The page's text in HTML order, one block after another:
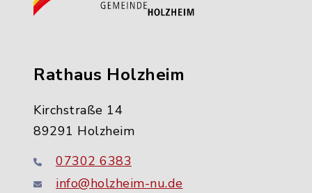
Rathaus Holzheim
Kirchstraße 14
89291 Holzheim
07302 6383
info@holzheim-nu.de